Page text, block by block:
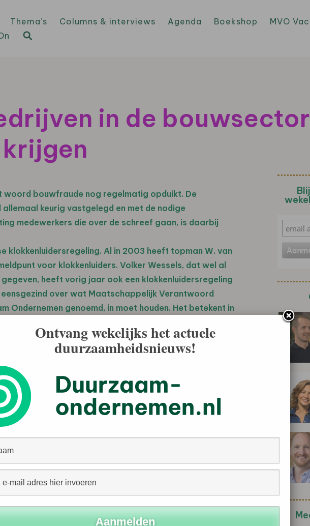
Thema’s Columns & interviews Agenda Boekshop MVO
in de bouwsector
woord bouwfraude nog regelmatig opduikt. De
keurig vastgelegd en met de nodige
medewerkers die over de schreef gaan, is daarbij
klokkenluidersregeling. Al in 2003 heeft topman W. van
voor klokkenluiders. Volker Wessels, dat wel al
heeft vorig jaar ook een klokkenluidersregeling
over wat Maatschappelijk Verantwoord
Ondernemen genoemd, in moet houden. Het betekent in
van geleverde diensten of producten, veiligheid op
van het MVO-beleid verschilt echter aanzienlijk.
in het jaarverslag in. Beide hebben ook het
Zo beschrijft DHV hoe in Zuid-Afrika grote
die door de plaatselijke bevolking kunnen
kan zo leiden tot de oprichting en groei van lokale
de lokale economie. Heijmans en BAM hebben geen
onderdelen van MVO zonder dat er één kapstok
van het jaarverslag heen praktijkvoorbeelden van hoe
bij de Engelse dochter HBG UK wordt apart vermeld
voorlichting aan de omgeving van bouwprojecten. Ook
het licht doen zien.
Ontvang wekelijks het actuele
duurzaamheidsnieuws!